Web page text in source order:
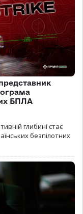
БПЛА
глибині стає
безпілотних